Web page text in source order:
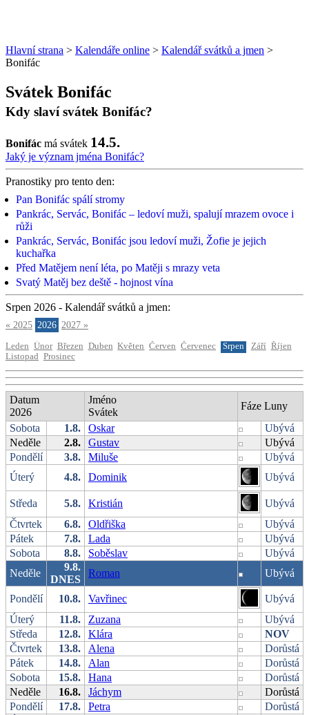
Hlavní strana > Kalendáře online > Kalendář svátků a jmen >
Bonifác
Svátek Bonifác
Kdy slaví svátek Bonifác?
Bonifác má svátek 14.5.
Jaký je význam jména Bonifác?
Pranostiky pro tento den:
Pan Bonifác spálí stromy
Pankrác, Servác, Bonifác – ledoví muži, spalují mrazem ovoce i
růži
Pankrác, Servác, Bonifác jsou ledoví muži, Žofie je jejich
kuchařka
Před Matějem není léta, po Matěji s mrazy veta
Svatý Matěj bez deště - hojnost vína
Srpen 2026 - Kalendář svátků a jmen:
« 2025 2026 2027 »
Leden Únor Březen Duben Květen Červen Červenec Srpen Září Říjen
Listopad Prosinec
Datum
2026
Jméno
Svátek
Fáze Luny
Sobota
1.8. Oskar
Ubývá
Neděle
2.8. Gustav
Ubývá
Pondělí
3.8. Miluše
Ubývá
Úterý
4.8. Dominik Ubývá
Středa 5.8. Kristián
Ubývá
Čtvrtek
6.8. Oldřiška
Ubývá
Pátek
7.8. Lada
Ubývá
Sobota
8.8. Soběslav
Ubývá
Neděle
9.8.
DNES
Roman Ubývá
Pondělí 10.8. Vavřinec
Ubývá
Úterý
11.8. Zuzana
Ubývá
Středa
12.8. Klára
NOV
Čtvrtek
13.8. Alena
Dorůstá
Pátek
14.8. Alan
Dorůstá
Sobota
15.8. Hana
Dorůstá
Neděle
16.8. Jáchym
Dorůstá
Pondělí
17.8. Petra
Dorůstá